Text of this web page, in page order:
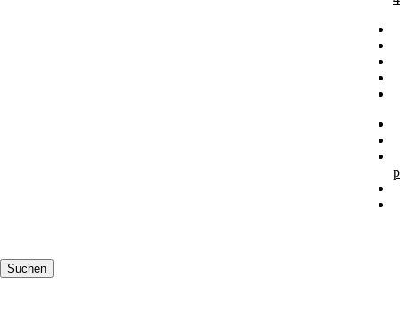
Suchen